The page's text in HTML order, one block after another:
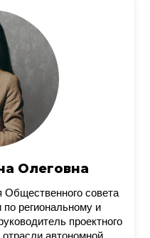
Олеговна
совета
региональному и
проектного
автономной